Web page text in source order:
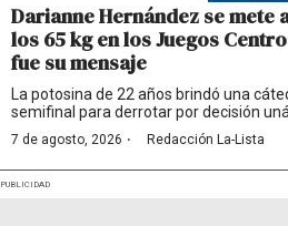
Darianne Hernández se mete
los 65 kg en los Juegos
fue su mensaje
La potosina de 22 años brindó una
semifinal para derrotar por decisión
7 de agosto, 2026 · Redacción La-Lista
PUBLICIDAD